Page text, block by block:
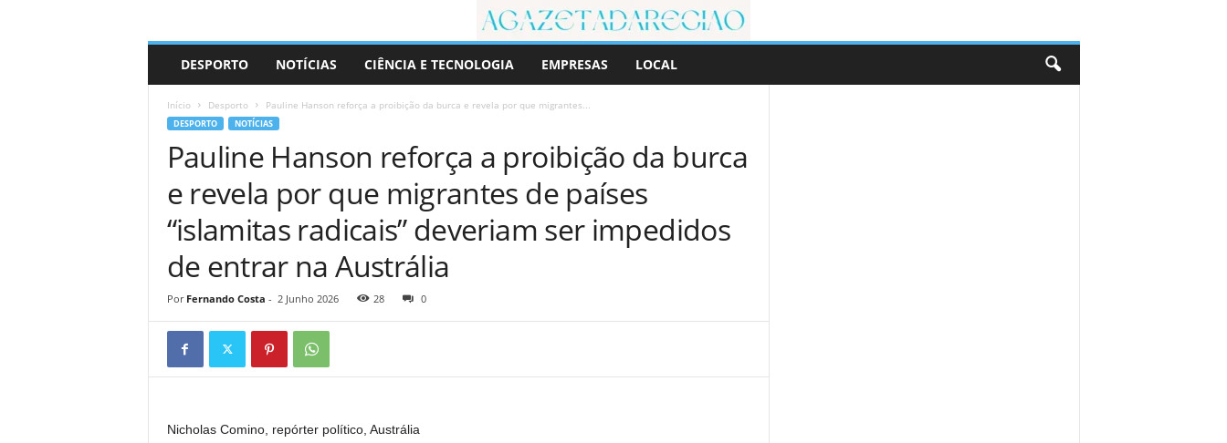
r
DESPORTO NOTÍCIAS CIÊNCIA E TECNOLOGIA EMPRESAS LOCAL
Início Desporto Pauline Hanson reforça a proibição da burca e revela por que migrantes...
DESPORTO NOTÍCIAS
Pauline Hanson reforça a proibição da burca
e revela por que migrantes de países
“islamitas radicais” deveriam ser impedidos
de entrar na Austrália
Por Fernando Costa - 2 Junho 2026 28 0
Nicholas Comino, repórter político, Austrália